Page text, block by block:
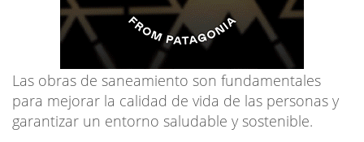
Las obras de saneamiento son fundamentales
para mejorar la calidad de vida de las personas y
garantizar un entorno saludable y sostenible.